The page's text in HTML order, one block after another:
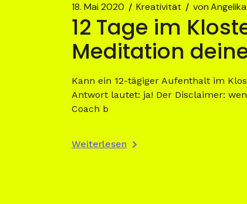
18. Mai 2020 Kreativität von
12 Tage im
Meditation
Kann ein 12-tägiger Aufenthalt im
Antwort lautet: ja! Der Disclaimer:
Coach b
Weiterlesen